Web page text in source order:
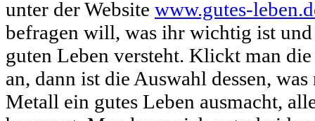
unter der Website www.gutes-
befragen will, was ihr wichtig ist und
guten Leben versteht. Klickt man die
an, dann ist die Auswahl dessen,
Metall ein gutes Leben ausmacht,